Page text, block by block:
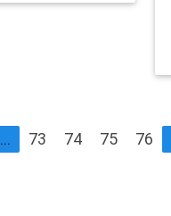
... 73 74 75 76